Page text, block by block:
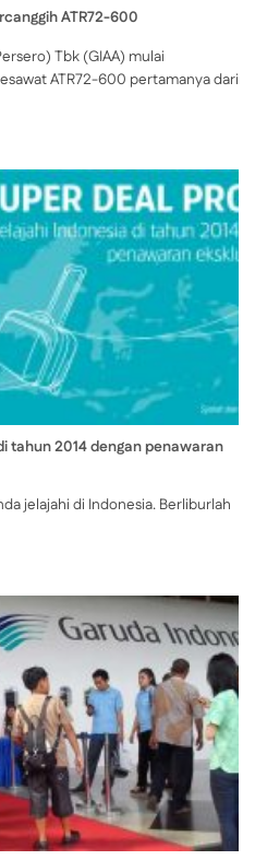
ATR72-600
Tbk (GIAA) mulai
ATR72-600 pertamanya dari
tahun 2014 dengan penawaran
jelajahi di Indonesia. Berliburlah